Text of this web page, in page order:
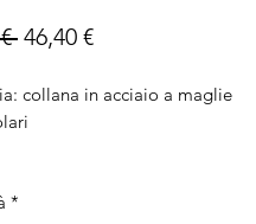
€ Prezzo
46,40 €Prezzo
collana in acciaio a maglie
*